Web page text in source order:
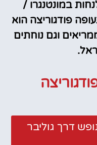
במונטנגרו /
פודגוריצה הוא
וגם נוחתים
דרך גוליבר